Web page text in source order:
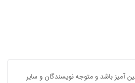
آمیز باشد و متوجه نویسندگان و سایر